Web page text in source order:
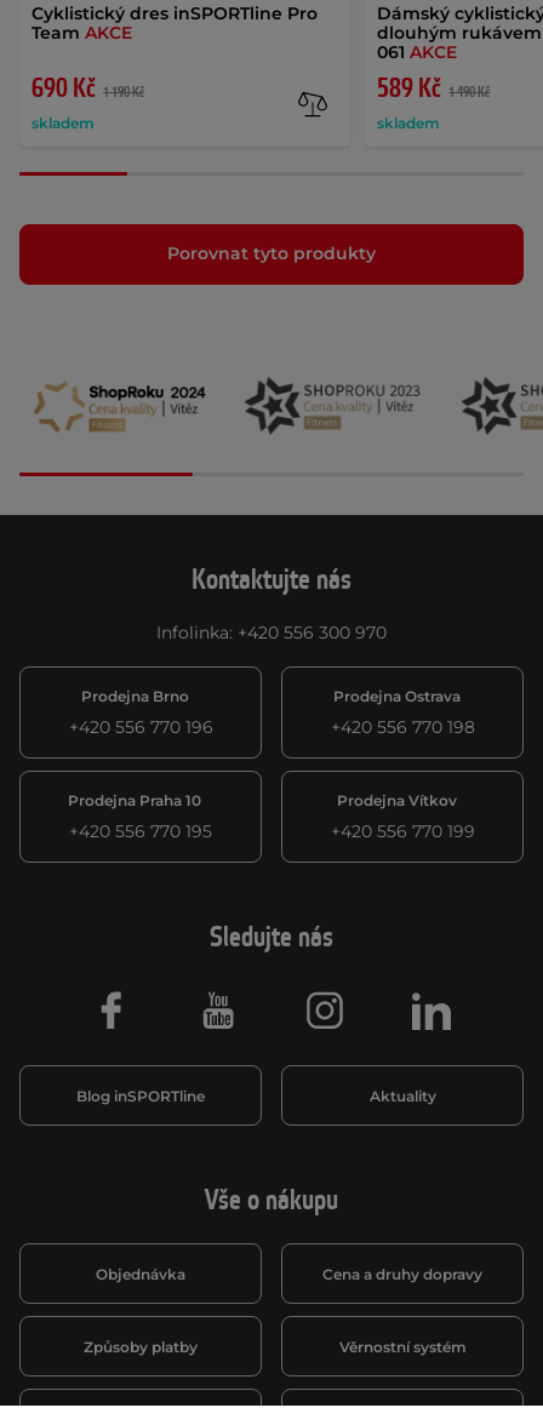
Cyklistický dres inSPORTline Pro
Team AKCE
690 Kč 1 190 Kč
skladem
Dámský
dlouhým rukávem
061AKCE
589 Kč 1 490 Kč
skladem
Porovnat tyto produkty
Kontaktujte nás
Infolinka: +420 556 300 970
Prodejna Brno
+420 556 770 196
Prodejna Ostrava
+420 556 770 198
Prodejna Praha 10
+420 556 770 195
Prodejna Vítkov
+420 556 770 199
Vše o nákupu
Objednávka Cena a druhy dopravy
Způsoby platby Věrnostní systém
Sledujte nás
Blog inSPORTline Aktuality
Facebook Youtube Instagram LinkedIn